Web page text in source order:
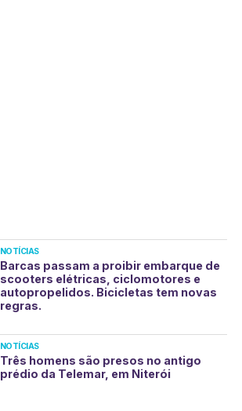
NOTÍCIAS
Barcas passam a proibir embarque de
scooters elétricas, ciclomotores e
autopropelidos. Bicicletas tem novas
regras.
NOTÍCIAS
Três homens são presos no antigo
prédio da Telemar, em Niterói